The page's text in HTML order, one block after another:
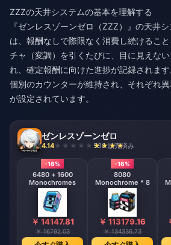
ZZZの天井システムの基本を理解する
『ゼンレスゾーンゼロ（ZZZ）』の天井
は、報酬なしで際限なく消費し続けるこ
チャ（変調）を引くたびに、目に見えな
れ、確定報酬に向けた進捗が記録されま
個別のカウンターが維持され、それぞれ異
が設定されています。
ゼンレスゾーンゼロ
4.14 538 販売済み
-16%
6480 + 1600
Monochromes
￥ 14147.81
￥ 16792.03
-16%
8080
Monochrome * 8
￥ 113179.16
￥ 134336.73